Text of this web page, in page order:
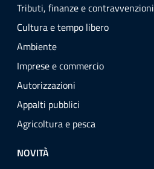
Tributi, finanze e contravvenzioni
Cultura e tempo libero
Ambiente
Imprese e commercio
Autorizzazioni
Appalti pubblici
Agricoltura e pesca
NOVITÀ